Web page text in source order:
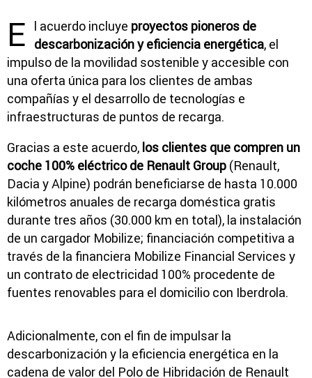
E l acuerdo incluye proyectos pioneros de
descarbonización y eficiencia energética, el
impulso de la movilidad sostenible y accesible con
una oferta única para los clientes de ambas
compañías y el desarrollo de tecnologías e
infraestructuras de puntos de recarga.
Gracias a este acuerdo, los clientes que compren un
coche 100% eléctrico de Renault Group (Renault,
Dacia y Alpine) podrán beneficiarse de hasta 10.000
kilómetros anuales de recarga doméstica gratis
durante tres años (30.000 km en total), la instalación
de un cargador Mobilize; financiación competitiva a
través de la financiera Mobilize Financial Services y
un contrato de electricidad 100% procedente de
fuentes renovables para el domicilio con Iberdrola.
Adicionalmente, con el fin de impulsar la
descarbonización y la eficiencia energética en la
cadena de valor del Polo de Hibridación de Renault